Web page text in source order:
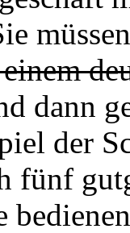
dann
der
fünf